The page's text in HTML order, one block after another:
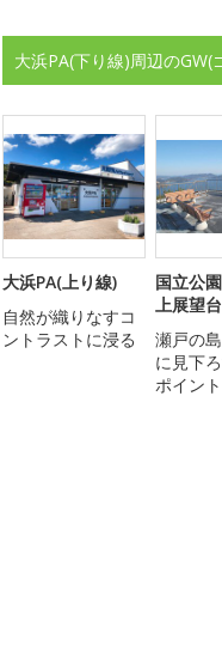
大浜PA(下り線)周辺の
大浜PA(上り線)
自然が織りなすコ
ントラストに浸る
国立公
上展望台
瀬戸の
に見下
ポイント